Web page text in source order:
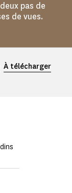
pas de
de vues.
À télécharger